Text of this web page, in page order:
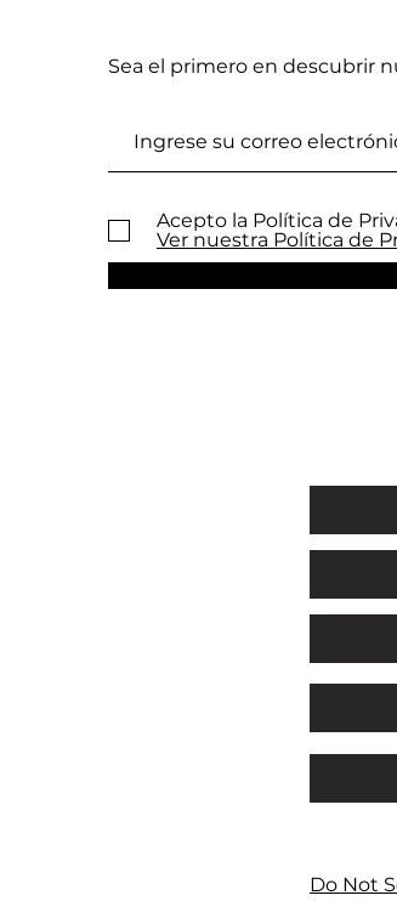
Sea el primero en descubrir
Acepto la Política de
Ver nuestra Política de
Do Not